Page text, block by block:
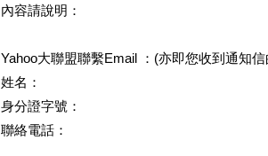
內容請說明：
Yahoo大聯盟聯繫Email ：(亦即您收到通知
姓名：
身分證字號：
聯絡電話：